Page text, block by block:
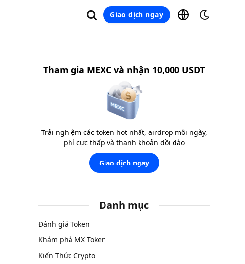
Giao dịch ngay
Tham gia MEXC và nhận 10,000 USDT
Trải nghiệm các token hot nhất, airdrop mỗi ngày,
phí cực thấp và thanh khoản dồi dào
Giao dịch ngay
Danh mục
Đánh giá Token
Khám phá MX Token
Kiến Thức Crypto